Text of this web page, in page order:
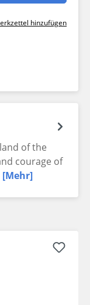
hinzufügen
of the
courage of
[Mehr]